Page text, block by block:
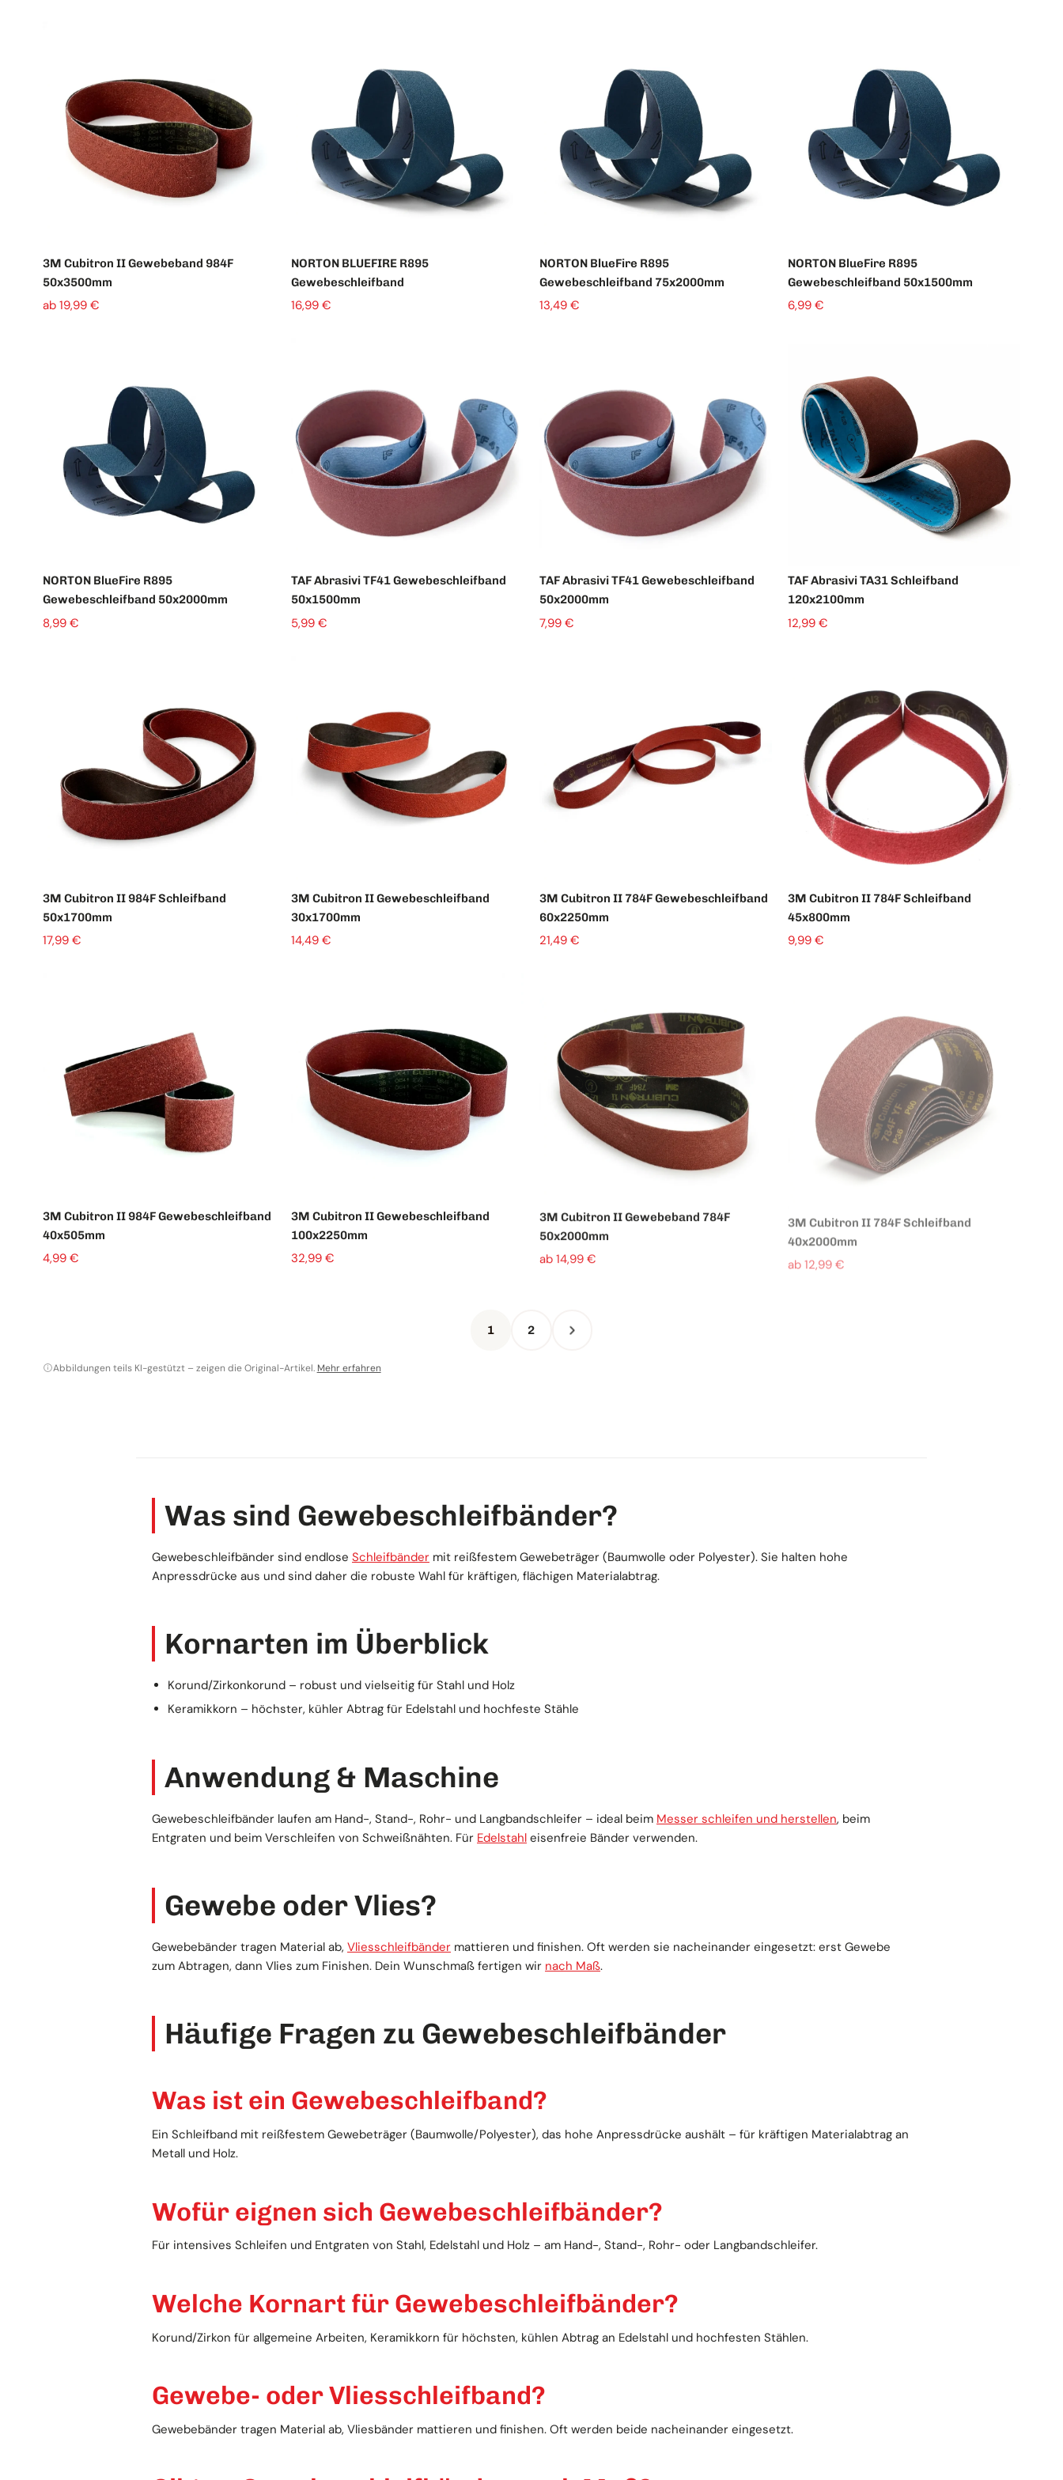
Fiberscheiben
Schruppscheiben
Schleifgitter
Schleifteller & Stützteller
3M Cubitron II Gewebeband 984F
50x3500mm
ab 19,99 €
NORTON BLUEFIRE R895
Gewebeschleifband
16,99 €
NORTON BlueFire R895
Gewebeschleifband 75x2000mm
13,49 €
NORTON BlueFire R895
Gewebeschleifband 50x1500mm
6,99 €
NORTON BlueFire R895
Gewebeschleifband 50x2000mm
8,99 €
TAF Abrasivi TF41 Gewebeschleifband
50x1500mm
5,99 €
TAF Abrasivi TF41 Gewebeschleifband
50x2000mm
7,99 €
TAF Abrasivi TA31 Schleifband
120x2100mm
12,99 €
3M Cubitron II 984F Schleifband
50x1700mm
17,99 €
3M Cubitron II Gewebeschleifband
30x1700mm
14,49 €
3M Cubitron II 784F Gewebeschleifband
60x2250mm
21,49 €
3M Cubitron II 784F Schleifband
45x800mm
9,99 €
3M Cubitron II 984F Gewebeschleifband
40x505mm
4,99 €
3M Cubitron II Gewebeschleifband
100x2250mm
32,99 €
3M Cubitron II Gewebeband 784F
50x2000mm
ab 14,99 €
3M Cubitron II 784F Schleifband
40x2000mm
ab 12,99 €
1 2
Abbildungen teils KI-gestützt – zeigen die Original-Artikel. Mehr erfahren
Was sind Gewebeschleifbänder?
Gewebeschleifbänder sind endlose Schleifbänder mit reißfestem Gewebeträger (Baumwolle oder Polyester). Sie halten hohe
Anpressdrücke aus und sind daher die robuste Wahl für kräftigen, flächigen Materialabtrag.
Kornarten im Überblick
Korund/Zirkonkorund – robust und vielseitig für Stahl und Holz
Keramikkorn – höchster, kühler Abtrag für Edelstahl und hochfeste Stähle
Anwendung & Maschine
Gewebeschleifbänder laufen am Hand-, Stand-, Rohr- und Langbandschleifer – ideal beim Messer schleifen und herstellen, beim
Entgraten und beim Verschleifen von Schweißnähten. Für Edelstahl eisenfreie Bänder verwenden.
Gewebe oder Vlies?
Gewebebänder tragen Material ab, Vliesschleifbänder mattieren und finishen. Oft werden sie nacheinander eingesetzt: erst Gewebe
zum Abtragen, dann Vlies zum Finishen. Dein Wunschmaß fertigen wir nach Maß.
Häufige Fragen zu Gewebeschleifbänder
Was ist ein Gewebeschleifband?
Ein Schleifband mit reißfestem Gewebeträger (Baumwolle/Polyester), das hohe Anpressdrücke aushält – für kräftigen Materialabtrag an
Metall und Holz.
Wofür eignen sich Gewebeschleifbänder?
Für intensives Schleifen und Entgraten von Stahl, Edelstahl und Holz – am Hand-, Stand-, Rohr- oder Langbandschleifer.
Welche Kornart für Gewebeschleifbänder?
Korund/Zirkon für allgemeine Arbeiten, Keramikkorn für höchsten, kühlen Abtrag an Edelstahl und hochfesten Stählen.
Gewebe- oder Vliesschleifband?
Gewebebänder tragen Material ab, Vliesbänder mattieren und finishen. Oft werden beide nacheinander eingesetzt.
Beispiel-Produkttitel
Menge